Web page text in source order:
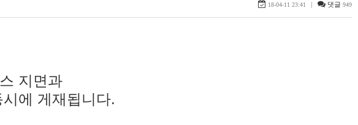
18-04-11 23:41 | 댓글 949
지면과
에 게재됩니다.